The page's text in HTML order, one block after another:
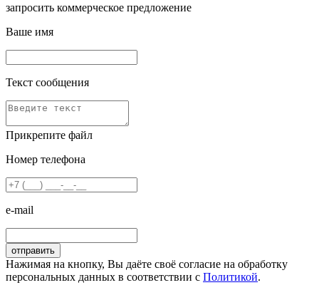
запросить коммерческое предложение
Ваше имя
Текст сообщения
Прикрепите файл
Номер телефона
e-mail
Нажимая на кнопку, Вы даёте своё согласие на обработку
персональных данных в соответствии с Политикой.